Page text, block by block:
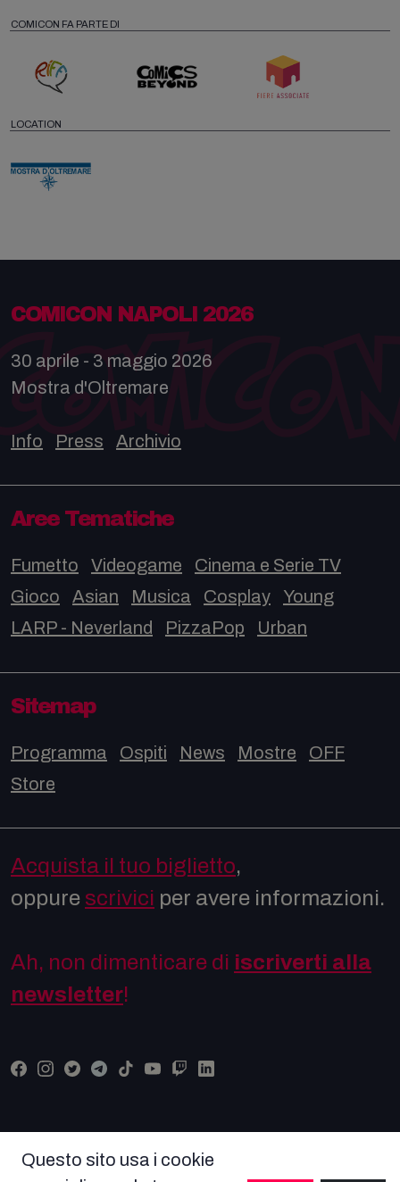
COMICON FA PARTE DI
LOCATION
COMICON NAPOLI 2026
30 aprile - 3 maggio 2026
Mostra d'Oltremare
Info Press Archivio
Aree Tematiche
Fumetto Videogame
Cinema e Serie TV
Gioco
Asian Musica Cosplay
Young
LARP - Neverland
PizzaPop Urban
Sitemap
Programma Ospiti News Mostre
OFF
Store
Acquista il tuo biglietto,
oppure scrivici per avere informazioni.
Ah, non dimenticare di iscriverti alla
newsletter!
© COPYRIGHT COMICON 2026 Tutti i diritti riservati -
Questo sito usa i cookie